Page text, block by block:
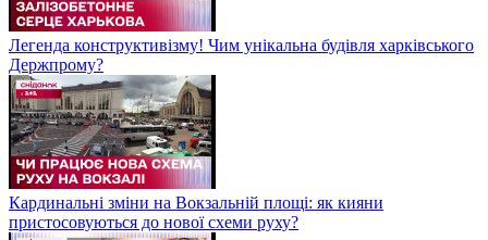
Легенда конструктивізму! Чим унікальна будівля харківського
Держпрому?
Кардинальні зміни на Вокзальній площі: як кияни
пристосовуються до нової схеми руху?